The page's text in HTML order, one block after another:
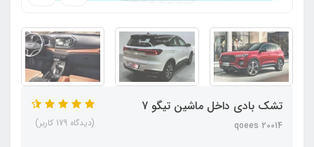
تشک بادی داخل ماشین تیگو 7
qoees 20014 (دیدگاه 179 کاربر)